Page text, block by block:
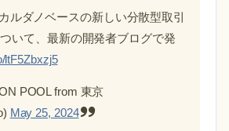
ルダノベースの新しい分散型取引
いて、最新の開発者ブログで発
ltF5Zbxzj5
POOL from 東京
May 25, 2024